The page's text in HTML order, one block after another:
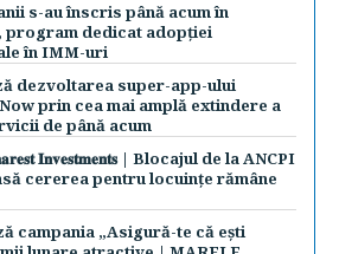
s-au înscris până acum în
program dedicat adopției
în IMM-uri
dezvoltarea super-app-ului
prin cea mai amplă extindere a
de până acum
𝐈𝐧𝐯𝐞𝐬𝐭𝐦𝐞𝐧𝐭𝐬 | Blocajul de la ANCPI
cererea pentru locuințe rămâne
campania „Asigură-te că ești